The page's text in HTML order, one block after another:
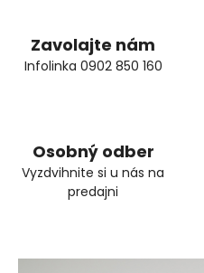
Zavolajte nám
Infolinka 0902 850 160
Osobný odber
Vyzdvihnite si u nás na
predajni